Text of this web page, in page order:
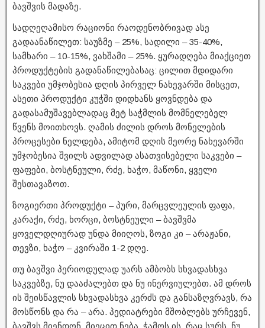
ბავშვის მადაზე.
სადღეღამისო რაციონი რაოდენობრივად ასე
გადაანაწილეთ: საუზმე – 25%, სადილი – 35-40%,
სამხარი – 10-15%, ვახშამი – 25%. ყურადღება მიაქციეთ
პროდუქტების გადანაწილებასაც: ცილით მდიდარი
საკვები უმჯობესია დღის პირველ ნახევარში მისცეთ,
ასეთი პროდუქტი კუჭში დიდხანს ყოვნდება და
გადასამუშავებლადაც მეტ საჭმლის მომნელებელ
წვენს მოითხოვს. ღამის ძილის დროს მონელების
პროცესები ნელდება, ამიტომ დღის მეორე ნახევარში
უმჯობესია შვილს ადვილად ასათვისებელი საკვები –
ფაფები, ბოსტნეული, რძე, ხაჭო, მაწონი, ყველი
შესთავაზოთ.
ზოგიერთი პროდუქტი – პური, მარცვლეულის ფაფა,
კარაქი, რძე, ხორცი, ბოსტნეული – ბავშვმა
ყოველდღიურად უნდა მიიღოს, ზოგი კი – არაჟანი,
თევზი, ხაჭო – კვირაში 1-2 დღე.
თუ ბავშვი პერიოდულად უარს ამბობს სხვადასხვა
საკვებზე, ნუ დააძალებთ და ნუ ინერვიულებთ. ამ დროს
ის შეისწავლის სხვადასხვა კერძს და განსაზღვრავს, რა
მოსწონს და რა – არა. პედიატრები მშობლებს ურჩევენ,
ბავშვს მიენდონ. მიეცით ნება, ჭამოს ის, რაც სურს. ნუ